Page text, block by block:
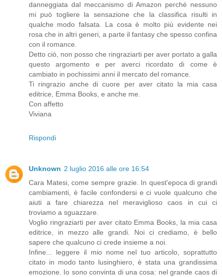
danneggiata dal meccanismo di Amazon perché nessuno
mi può togliere la sensazione che la classifica risulti in
qualche modo falsata. La cosa è molto più evidente nei
rosa che in altri generi, a parte il fantasy che spesso confina
con il romance.
Detto ciò, non posso che ringraziarti per aver portato a galla
questo argomento e per averci ricordato di come è
cambiato in pochissimi anni il mercato del romance.
Ti ringrazio anche di cuore per aver citato la mia casa
editrice, Emma Books, e anche me.
Con affetto
Viviana
Rispondi
Unknown 2 luglio 2016 alle ore 16:54
Cara Matesi, come sempre grazie. In quest'epoca di grandi
cambiamenti, è facile confondersi e ci vuole qualcuno che
aiuti a fare chiarezza nel meraviglioso caos in cui ci
troviamo a sguazzare.
Voglio ringraziarti per aver citato Emma Books, la mia casa
editrice, in mezzo alle grandi. Noi ci crediamo, è bello
sapere che qualcuno ci crede insieme a noi.
Infine... leggere il mio nome nel tuo articolo, soprattutto
citato in modo tanto lusinghiero, è stata una grandissima
emozione. Io sono convinta di una cosa: nel grande caos di